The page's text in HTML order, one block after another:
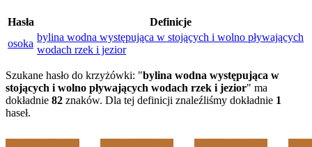
Hasła
Definicje
osoka
bylina wodna występująca w stojących i wolno pływających
wodach rzek i jezior
Szukane hasło do krzyżówki: "bylina wodna występująca w
stojących i wolno pływających wodach rzek i jezior" ma
dokładnie 82 znaków. Dla tej definicji znaleźliśmy dokładnie 1
haseł.